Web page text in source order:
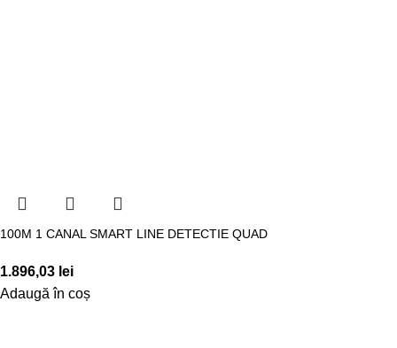
100M 1 CANAL SMART LINE DETECTIE QUAD
1.896,03 lei
Adaugă în coș